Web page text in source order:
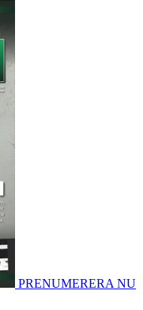
PRENUMERERA NU